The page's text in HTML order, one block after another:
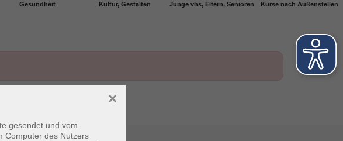
Gesundheit Kultur, Gestalten Junge vhs, Eltern, Senioren Kurse nach Außenstellen
gesendet und vom
Computer des Nutzers
×